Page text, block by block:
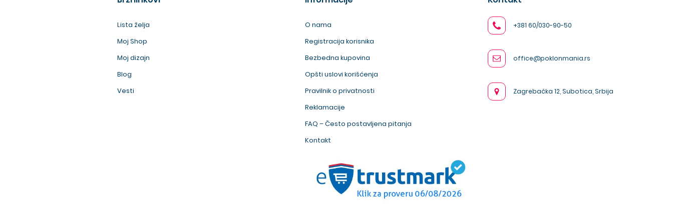
Lista želja
Moj Shop
Moj dizajn
Blog
Vesti
O nama
Registracija korisnika
Bezbedna kupovina
Opšti uslovi korišćenja
Pravilnik o privatnosti
Reklamacije
FAQ – Često postavljena pitanja
Kontakt
+381 60/030-90-50
office@poklonmania.rs
Zagrebačka 12, Subotica, Srbija